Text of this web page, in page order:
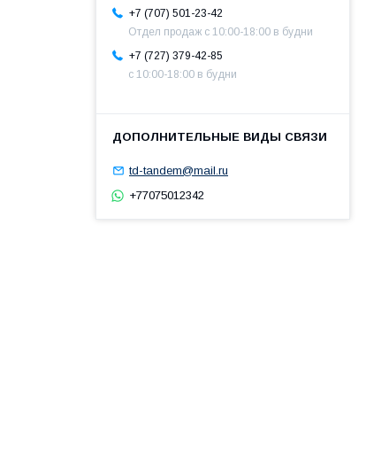
+7 (707) 501-23-42
Отдел продаж c 10:00-18:00 в будни
+7 (727) 379-42-85
с 10:00-18:00 в будни
td-tandem@mail.ru
+77075012342